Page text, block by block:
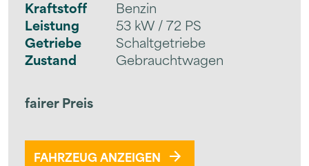
Kraftstoff
Benzin
Leistung
53 kW / 72 PS
Getriebe
Schaltgetriebe
Zustand
Gebrauchtwagen
fairer Preis
FAHRZEUG ANZEIGEN